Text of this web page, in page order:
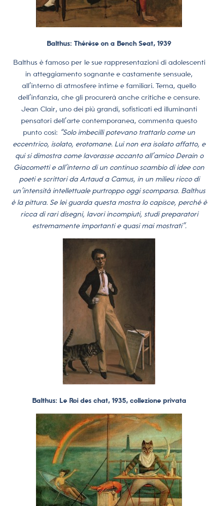
Balthus: Thérèse on a Bench Seat, 1939
Balthus è famoso per le sue rappresentazioni di adolescenti
in atteggiamento sognante e castamente sensuale,
all’interno di atmosfere intime e familiari. Tema, quello
dell’infanzia, che gli procurerà anche critiche e censure.
Jean Clair, uno dei più grandi, sofisticati ed illuminanti
pensatori dell’arte contemporanea, commenta questo
punto così: “Solo imbecilli potevano trattarlo come un
eccentrico, isolato, erotomane. Lui non era isolato affatto, e
qui si dimostra come lavorasse accanto all’amico Derain o
Giacometti e all’interno di un continuo scambio di idee con
poeti e scrittori da Artaud a Camus, in un milieu ricco di
un’intensità intellettuale purtroppo oggi scomparsa. Balthus
è la pittura. Se lei guarda questa mostra lo capisce, perché è
ricca di rari disegni, lavori incompiuti, studi preparatori
estremamente importanti e quasi mai mostrati”.
Balthus: Le Roi des chat, 1935, collezione privata